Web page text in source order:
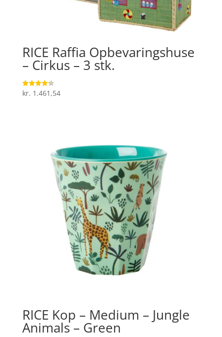
RICE Raffia Opbevaringshuse
– Cirkus – 3 stk.
Vurderet
4.3
kr. 1.461,54
RICE Kop – Medium – Jungle
Animals – Green